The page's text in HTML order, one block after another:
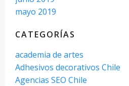
mayo 2019
CATEGORÍAS
academia de artes
Adhesivos decorativos Chile
Agencias SEO Chile